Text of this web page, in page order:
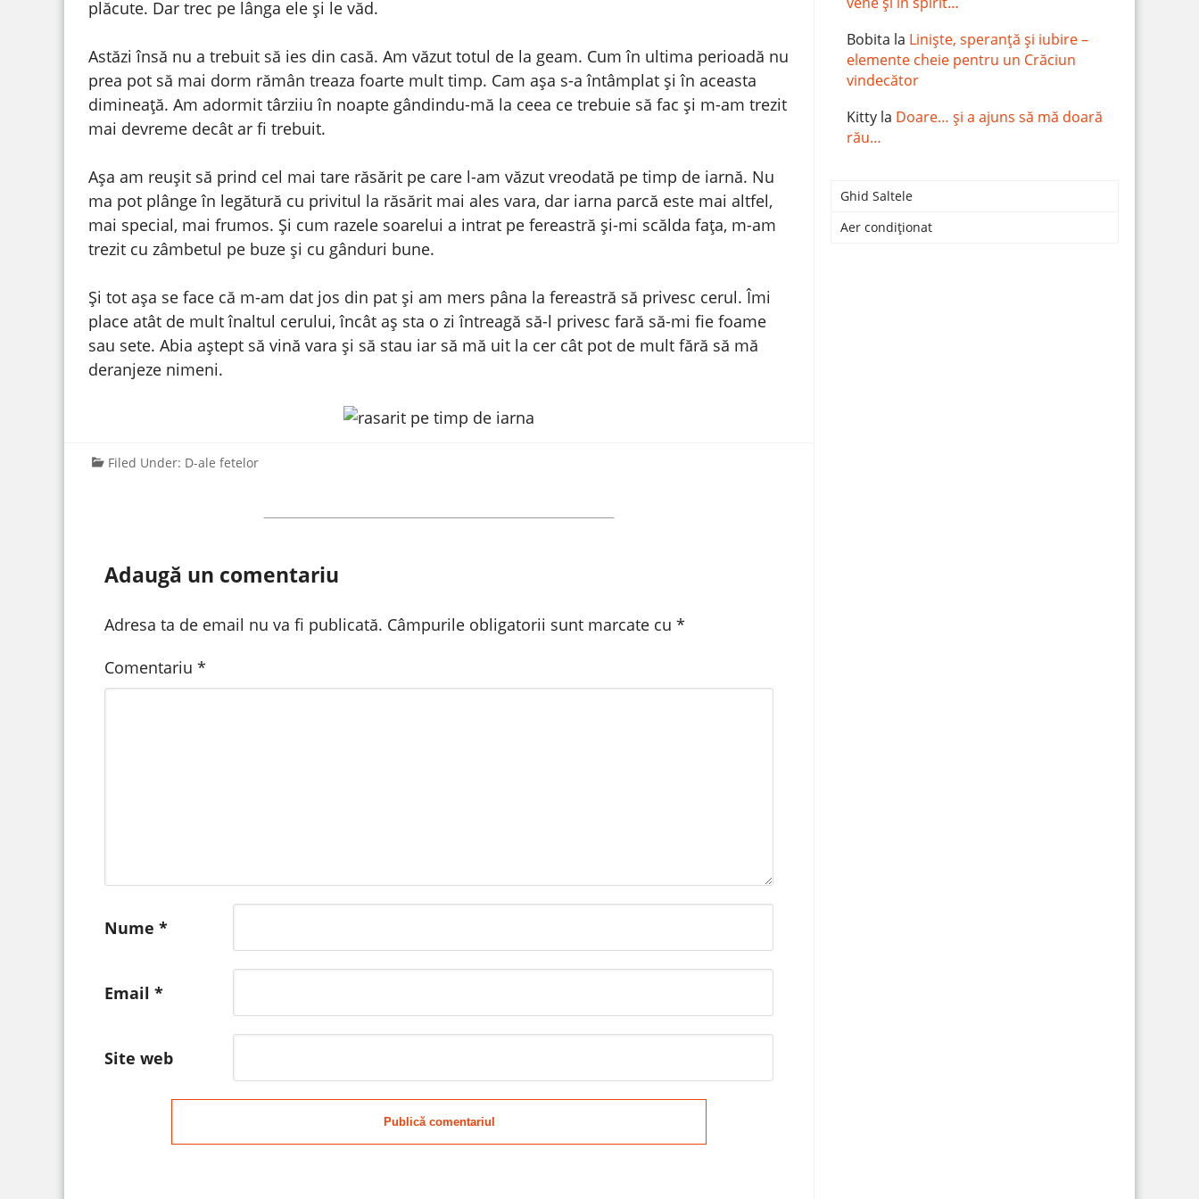
plăcute. Dar trec pe lânga ele și le văd.
Astăzi însă nu a trebuit să ies din casă. Am văzut totul de la geam. Cum în ultima perioadă nu
prea pot să mai dorm rămân treaza foarte mult timp. Cam așa s-a întâmplat și în aceasta
dimineață. Am adormit târziiu în noapte gândindu-mă la ceea ce trebuie să fac și m-am trezit
mai devreme decât ar fi trebuit.
Așa am reușit să prind cel mai tare răsărit pe care l-am văzut vreodată pe timp de iarnă. Nu
ma pot plânge în legătură cu privitul la răsărit mai ales vara, dar iarna parcă este mai altfel,
mai special, mai frumos. Și cum razele soarelui a intrat pe fereastră și-mi scălda fața, m-am
trezit cu zâmbetul pe buze și cu gânduri bune.
Și tot așa se face că m-am dat jos din pat și am mers pâna la fereastră să privesc cerul. Îmi
place atât de mult înaltul cerului, încât aș sta o zi întreagă să-l privesc fară să-mi fie foame
sau sete. Abia aștept să vină vara și să stau iar să mă uit la cer cât pot de mult fără să mă
deranjeze nimeni.
Filed Under: D-ale fetelor
Adaugă un comentariu
Adresa ta de email nu va fi publicată. Câmpurile obligatorii sunt marcate cu *
Comentariu *
Nume *
Email *
Site web
Publică comentariul
Bobita la Liniște, speranță și iubire –
elemente cheie pentru un Crăciun
vindecător
Kitty la Doare… și a ajuns să mă doară
rău…
Ghid Saltele
Aer condiționat